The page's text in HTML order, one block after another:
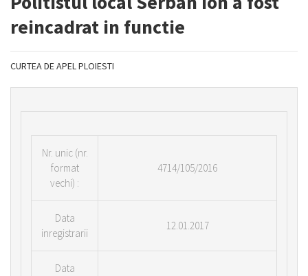
reincadrat in functie
CURTEA DE APEL PLOIESTI
Nr. unic (nr.
format
vechi) :
4714/105/2016
Data
inregistrarii
12.01.2017
Data